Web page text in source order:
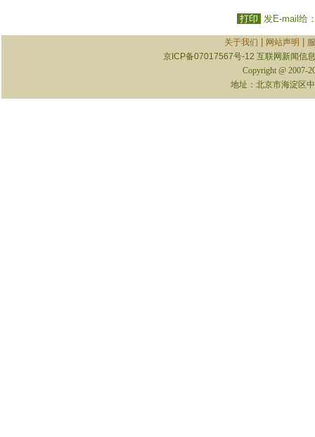
打印 发E-mail给
关于我们 网站声明
京ICP备07017567号-12 互联网新闻信
Copyright @ 2007-
地址：北京市海淀区